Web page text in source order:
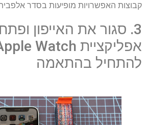
קבוצות האפשרויות מופיעות בסדר
3. סגור את האייפון
להתחיל בהתאמה